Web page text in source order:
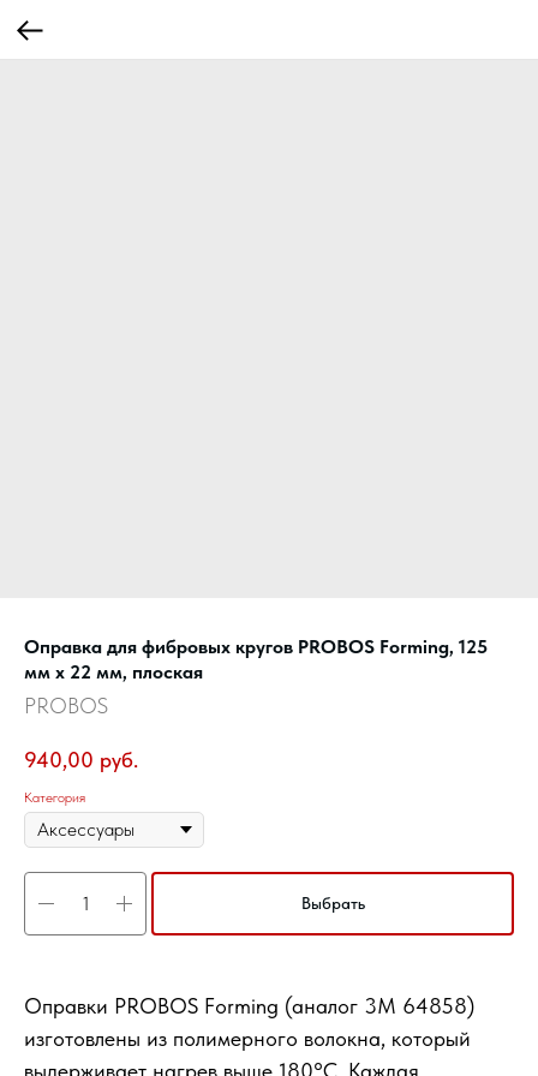
Оправка для фибровых кругов PROBOS Forming, 125
мм х 22 мм, плоская
PROBOS
940,00 руб.
Категория
Выбрать
Оправки PROBOS Forming (аналог 3М 64858)
изготовлены из полимерного волокна, который